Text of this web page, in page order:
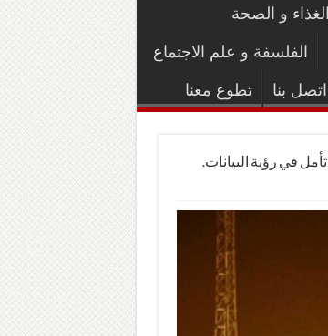
الغذاء و الصحة
الفلسفة و علم الاجتماع
اتصل بنا تطوع معنا